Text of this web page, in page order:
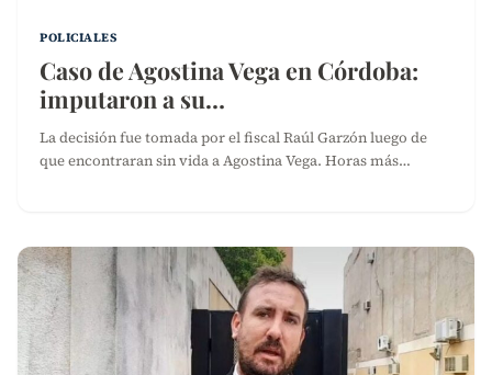
POLICIALES
Caso de Agostina Vega en Córdoba:
imputaron a su…
La decisión fue tomada por el fiscal Raúl Garzón luego de
que encontraran sin vida a Agostina Vega. Horas más…